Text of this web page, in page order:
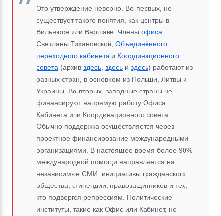
Это утверждение неверно. Во-первых, не
существует такого понятия, как центры в
Вильнюсе или Варшаве. Члены офиса
Светланы Тихановской, Объединённого
переходного кабинета и Координационного
совета (архив здесь здесь и здесь) работают из
разных стран, в основном из Польши, Литвы и
Украины. Во-вторых, западные страны не
финансируют напрямую работу Офиса,
Кабинета или Координационного совета.
Обычно поддержка осуществляется через
проектное финансирование международными
организациями. В настоящее время более 90%
международной помощи направляется на
независимые СМИ, инициативы гражданского
общества, стипендии, правозащитников и тех,
кто подвергся репрессиям. Политические
институты, такие как Офис или Кабинет, не